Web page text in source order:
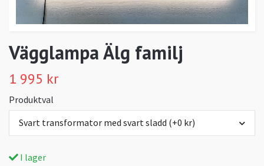
Vägglampa Älg familj
1 995 kr
Produktval
Svart transformator med svart sladd (+0 kr)
I lager